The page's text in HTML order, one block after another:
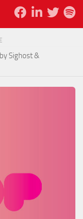
Sighost &